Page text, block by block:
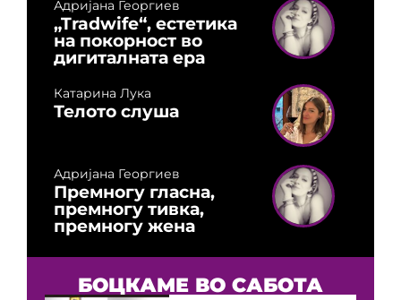
Адријана Георгиев
„Tradwife“, естетика
на покорност во
дигиталната ера
Катарина Лука
Телото слуша
Адријана Георгиев
Премногу гласна,
премногу тивка,
премногу жена
БОЦКАМЕ ВО САБОТА